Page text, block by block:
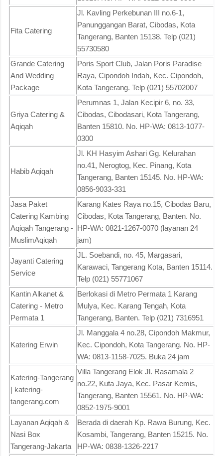
Fita Catering
Jl. Kavling Perkebunan III no.6-1,
Panunggangan Barat, Cibodas, Kota
Tangerang, Banten 15138. Telp (021)
55730580
Grande Catering
And Wedding
Package
Poris Sport Club, Jalan Poris Paradise
Raya, Cipondoh Indah, Kec. Cipondoh,
Kota Tangerang. Telp (021) 55702007
Griya Catering &
Aqiqah
Perumnas 1, Jalan Kecipir 6, no. 33,
Cibodas, Cibodasari, Kota Tangerang,
Banten 15810. No. HP-WA: 0813-1077-
0300
Habib Aqiqah
Jl. KH Hasyim Ashari Gg. Kelurahan
no.41, Nerogtog, Kec. Pinang, Kota
Tangerang, Banten 15145. No. HP-WA:
0856-9033-331
Jasa Paket
Catering Kambing
Aqiqah Tangerang -
MuslimAqiqah
Karang Kates Raya no.15, Cibodas Baru,
Cibodas, Kota Tangerang, Banten. No.
HP-WA: 0821-1267-0070 (layanan 24
jam)
Jayanti Catering
Service
JL. Soebandi, no. 45, Margasari,
Karawaci, Tangerang Kota, Banten 15114.
Telp (021) 55771067
Kantin Alkanet &
Catering - Metro
Permata 1
Berlokasi di Metro Permata 1 Karang
Mulya, Kec. Karang Tengah, Kota
Tangerang, Banten. Telp (021) 7316951
Katering Erwin
Jl. Manggala 4 no.28, Cipondoh Makmur,
Kec. Cipondoh, Kota Tangerang. No. HP-
WA: 0813-1158-7025. Buka 24 jam
Katering-Tangerang
| katering-
tangerang.com
Villa Tangerang Elok Jl. Rasamala 2
no.22, Kuta Jaya, Kec. Pasar Kemis,
Tangerang, Banten 15561. No. HP-WA:
0852-1975-9001
Layanan Aqiqah &
Nasi Box
Tangerang-Jakarta
Berada di daerah Kp. Rawa Burung, Kec.
Kosambi, Tangerang, Banten 15215. No.
HP-WA: 0838-1326-2217